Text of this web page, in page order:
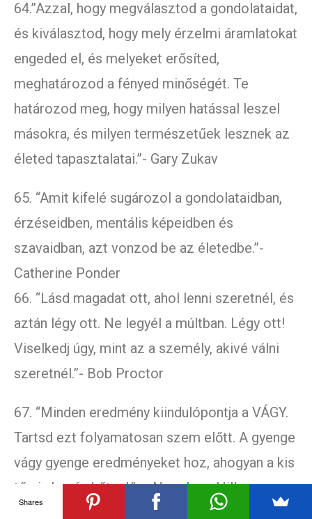
64.”Azzal, hogy megválasztod a gondolataidat,
és kiválasztod, hogy mely érzelmi áramlatokat
engeded el, és melyeket erősíted,
meghatározod a fényed minőségét. Te
határozod meg, hogy milyen hatással leszel
másokra, és milyen természetűek lesznek az
életed tapasztalatai.”- Gary Zukav
65. “Amit kifelé sugározol a gondolataidban,
érzéseidben, mentális képeidben és
szavaidban, azt vonzod be az életedbe.”-
Catherine Ponder
66. “Lásd magadat ott, ahol lenni szeretnél, és
aztán légy ott. Ne legyél a múltban. Légy ott!
Viselkedj úgy, mint az a személy, akivé válni
szeretnél.”- Bob Proctor
67. “Minden eredmény kiindulópontja a VÁGY.
Tartsd ezt folyamatosan szem előtt. A gyenge
vágy gyenge eredményeket hoz, ahogyan a kis
tűz is kevés hőt ad.” – Napoleon Hill
68. “Te egy élő mágnes vagy. Amit az életedbe
Shares